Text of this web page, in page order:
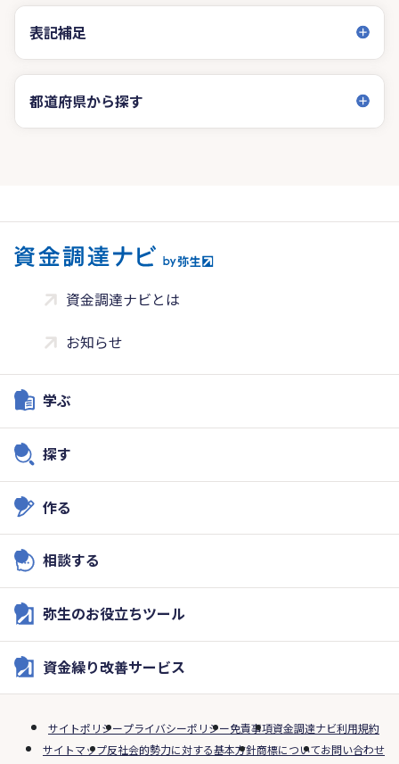
表記補足
都道府県から探す
資金調達ナビとは
お知らせ
学ぶ
探す
作る
相談する
弥生のお役立ちツール
資金繰り改善サービス
サイトポリシープライバシーポリシー免責事項資金調達ナビ利用規約
サイトマップ反社会的勢力に対する基本方針商標についてお問い合わせ